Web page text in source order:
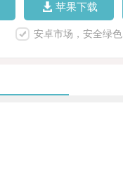
苹果下载
安卓市场，安全绿色